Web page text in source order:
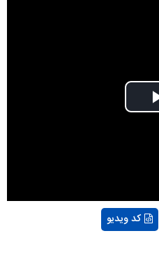
کد ویدیو